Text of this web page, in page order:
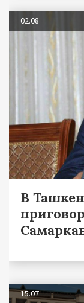
02.08
В
15.07